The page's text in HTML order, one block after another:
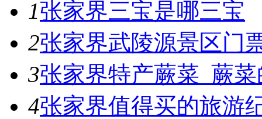
1张家界三宝是哪三宝
2张家界武陵源景区门
3张家界特产蕨菜_蕨
4张家界值得买的旅游